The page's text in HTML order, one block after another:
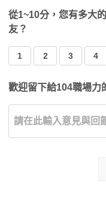
從1~10分，您有多大
友？
1 2 3 4
歡迎留下給104職場力